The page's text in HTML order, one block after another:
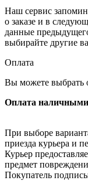
Наш сервис
о заказе и в
данные
выбирайте другие
Оплата
Вы можете выбрать
Оплата наличными
При выборе
приезда курьера и
Курьер
предмет
Покупатель